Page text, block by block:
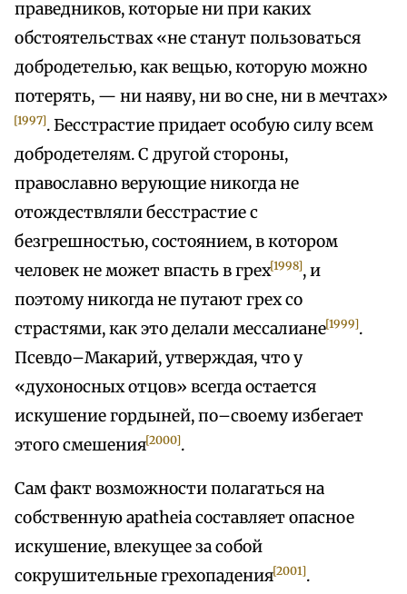
праведников, которые ни при каких
обстоятельствах «не станут пользоваться
добродетелью, как вещью, которую можно
потерять, — ни наяву, ни во сне, ни в мечтах»
[1997]. Бесстрастие придает особую силу всем
добродетелям. С другой стороны,
православно верующие никогда не
отождествляли бесстрастие с
безгрешностью, состоянием, в котором
человек не может впасть в грех[1998], и
поэтому никогда не путают грех со
страстями, как это делали мессалиане[1999].
Псевдо–Макарий, утверждая, что у
«духоносных отцов» всегда остается
искушение гордыней, по–своему избегает
этого смешения[2000].
Сам факт возможности полагаться на
собственную apatheia составляет опасное
искушение, влекущее за собой
сокрушительные грехопадения[2001].